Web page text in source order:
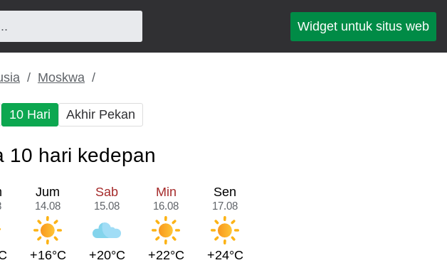
Widget untuk situs web
Moskwa
10 Hari Akhir Pekan
10 hari kedepan
Jum
14.08
+16°C
Sab
15.08
+20°C
Min
16.08
+22°C
Sen
17.08
+24°C